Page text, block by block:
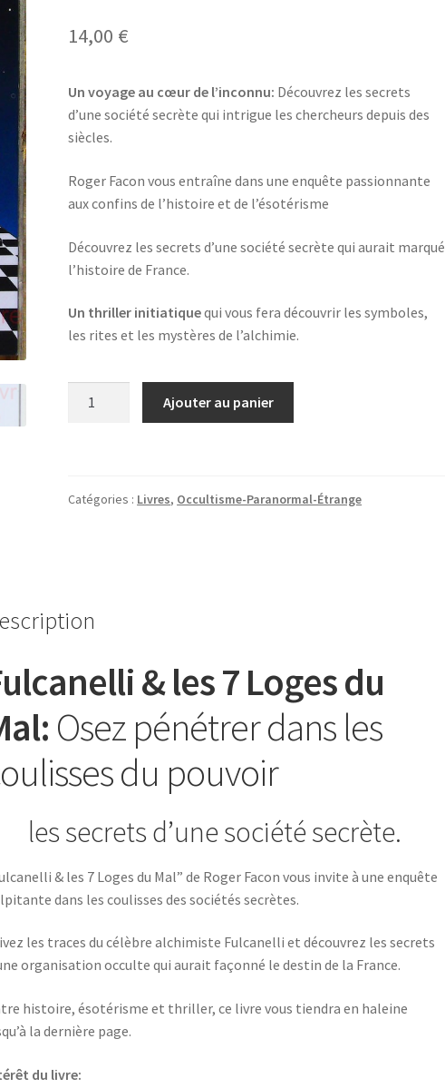
14,00 €
Un voyage au cœur de l’inconnu: Découvrez les secrets
d’une société secrète qui intrigue les chercheurs depuis des
siècles.
Roger Facon vous entraîne dans une enquête passionnante
aux confins de l’histoire et de l’ésotérisme
Découvrez les secrets d’une société secrète qui aurait marqué
l’histoire de France.
Un thriller initiatiquequi vous fera découvrir les symboles,
les rites et les mystères de l’alchimie.
7
Ajouter au panier
Catégories : Livres, Occultisme-Paranormal-Étrange
& les 7 Loges du
Osez pénétrer dans les
du pouvoir
les secrets d’une société secrète.
& les 7 Loges du Mal” de Roger Facon vous invite à une enquête
dans les coulisses des sociétés secrètes.
les traces du célèbre alchimiste Fulcanelli et découvrez les secrets
organisation occulte qui aurait façonné le destin de la France.
histoire, ésotérisme et thriller, ce livre vous tiendra en haleine
la dernière page.
du livre: